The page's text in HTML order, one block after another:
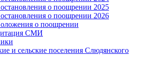
о поощрении 2025
о поощрении 2026
о поощрении
СМИ
и сельские поселения Слюдянского